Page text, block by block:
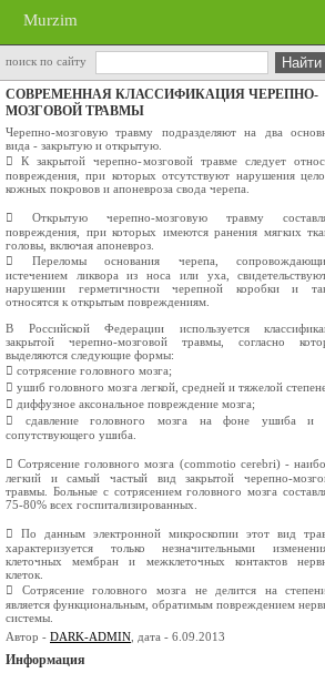
Murzim
поиск по сайту
СОВРЕМЕННАЯ КЛАССИФИКАЦИЯ ЧЕРЕПНО-
МОЗГОВОЙ ТРАВМЫ
Черепно-мозговую травму подразделяют на два
вида - закрытую и открытую.
 К закрытой черепно-мозговой травме следует
повреждения, при которых отсутствуют нарушения
кожных покровов и апоневроза свода черепа.
 Открытую черепно-мозговую травму
повреждения, при которых имеются ранения мягких
головы, включая апоневроз.
 Переломы основания черепа,
истечением ликвора из носа или уха,
нарушении герметичности черепной коробки и
относятся к открытым повреждениям.
В Российской Федерации используется
закрытой черепно-мозговой травмы, согласно
выделяются следующие формы:
 сотрясение головного мозга;
 ушиб головного мозга легкой, средней и тяжелой
 диффузное аксональное повреждение мозга;
 сдавление головного мозга на фоне ушиба и
сопутствующего ушиба.
 Сотрясение головного мозга (commotio cerebri) -
легкий и самый частый вид закрытой черепно-
травмы. Больные с сотрясением головного мозга
75-80% всех госпитализированных.
 По данным электронной микроскопии этот вид
характеризуется только незначительными
клеточных мембран и межклеточных контактов
клеток.
 Сотрясение головного мозга не делится на
является функциональным, обратимым повреждением
системы.
Автор - DARK-ADMIN , дата - 6.09.2013
Информация